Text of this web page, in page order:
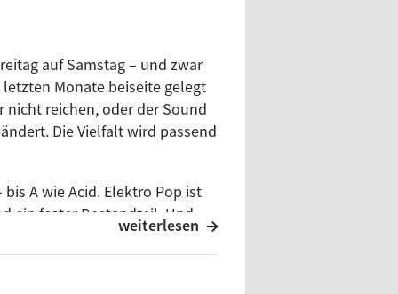
auf Samstag – und zwar
Monate beiseite gelegt
nicht reichen, oder der Sound
Die Vielfalt wird passend
A wie Acid. Elektro Pop ist
ein fester Bestandteil. Und
belegen. Danach
weiterlesen